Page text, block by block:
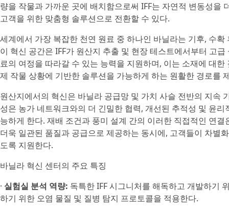
량을 작물과 가까운 곳에 배치함으로써 IFF는 자연적 변동성을
고객을 위한 맞춤형 솔루션으로 전환할 수 있다.
세계에서 가장 복잡한 천연 원료 중 하나인 바닐라는 기후, 수
이 혁신 공간은 IFF가 원산지 추출 및 현장 테스트에서부터 고
료의 여정을 따라갈 수 있는 능력을 지원하며, 이는 소재에 대
제 작물 상황에 기반한 솔루션을 가능하게 하는 원활한 경로를
원산지에서의 혁신은 바닐라 공급망 및 가치 사슬 전반의 지속
성은 농가 네트워크와의 더 긴밀한 협력, 개선된 추적성 및 윤
능하게 한다. 재배 조건과 풍미 설계 간의 이러한 직접적인 연
더욱 일관된 품질과 공급으로 제공하는 동시에, 고객들이 차별
도록 지원한다.
바닐라 혁신 센터의 주요 특징
· 실험실 분석 역량: 독특한 IFF 시그니처를 해독하고 개발하기
하기 위한 오염 물질 및 질병 탐지 프로토콜을 적용한다.